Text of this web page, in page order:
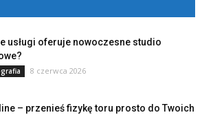
usługi oferuje nowoczesne studio
8 czerwca 2026
– przenieś fizykę toru prosto do Twoich